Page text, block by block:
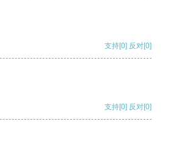
支持[0] 反对[0]
支持[0] 反对[0]